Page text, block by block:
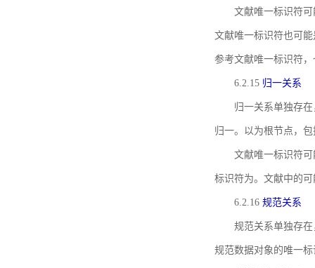
文献唯一标识符
文献唯一标识符也可
参考文献唯一标识符
6.2.15 归一关系
归一关系单独存
归一。以为根节点，
文献唯一标识符
标识符为。文献中的
6.2.16 规范关系
规范关系单独存
规范数据对象的唯一